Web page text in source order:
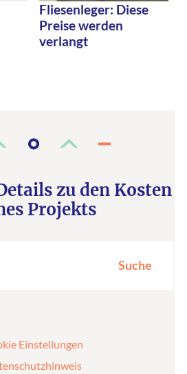
Fliesenleger: Diese
Preise werden
verlangt
zu den Kosten
Projekts
Suche
Einstellungen